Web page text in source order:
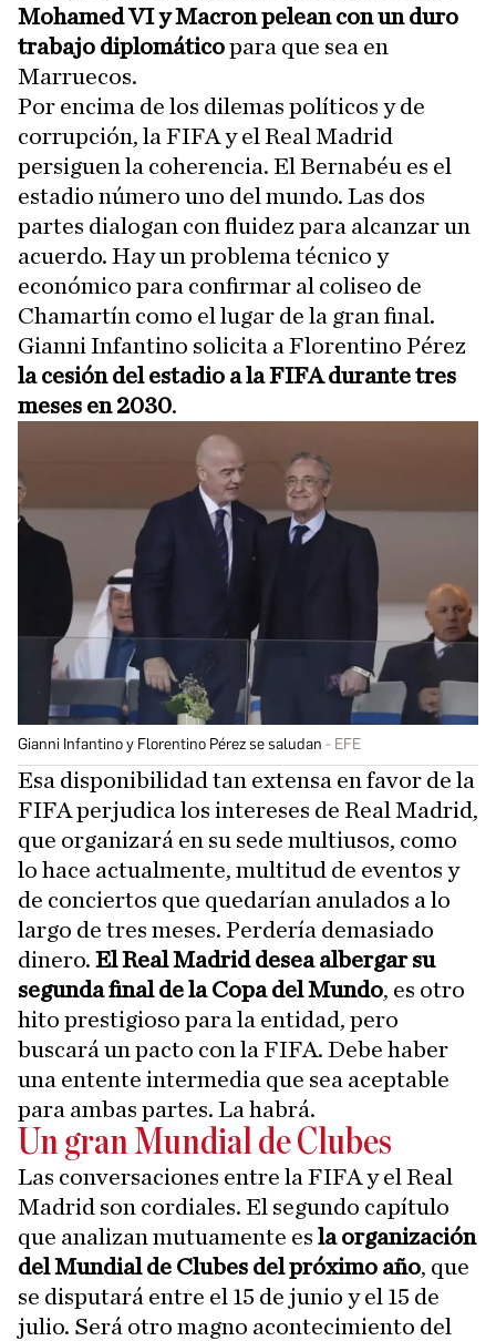
Mohamed VI y Macron pelean con un duro
trabajo diplomáticopara que sea en
Marruecos.
Por encima de los dilemas políticos y de
corrupción, la FIFA y el Real Madrid
persiguen la coherencia. El Bernabéu es el
estadio número uno del mundo. Las dos
partes dialogan con fluidez para alcanzar un
acuerdo. Hay un problema técnico y
económico para confirmar al coliseo de
Chamartín como el lugar de la gran final.
Gianni Infantino solicita a Florentino Pérez
la cesión del estadio a la FIFA durante tres
meses en 2030.
Gianni Infantino y Florentino Pérez se saludan EFE
Esa disponibilidad tan extensa en favor de la
FIFA perjudica los intereses de Real Madrid,
que organizará en su sede multiusos, como
lo hace actualmente, multitud de eventos y
de conciertos que quedarían anulados a lo
largo de tres meses. Perdería demasiado
dinero. El Real Madrid desea albergar su
segunda final de la Copa del Mundo, es otro
hito prestigioso para la entidad, pero
buscará un pacto con la FIFA. Debe haber
una entente intermedia que sea aceptable
para ambas partes. La habrá.
Un gran Mundial de Clubes
Las conversaciones entre la FIFA y el Real
Madrid son cordiales. El segundo capítulo
que analizan mutuamente es la organización
del Mundial de Clubes del próximo año, que
se disputará entre el 15 de junio y el 15 de
julio. Será otro magno acontecimiento del